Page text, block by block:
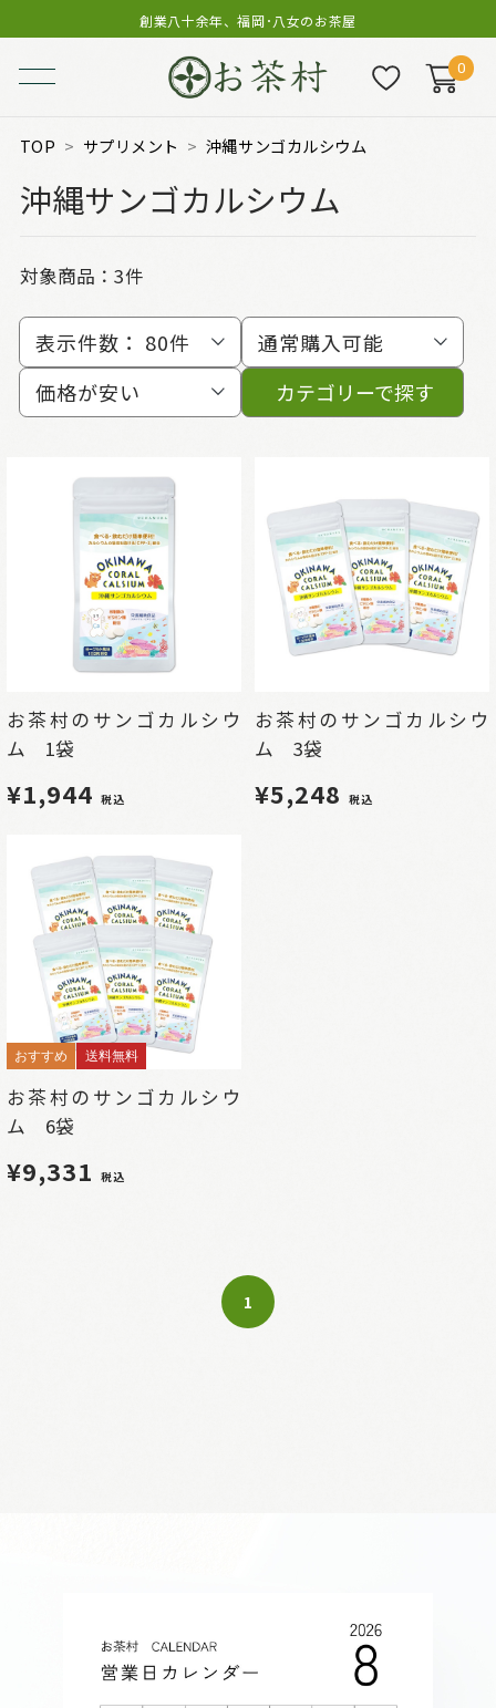
創業八十余年、福岡･八女のお茶屋
0
TOP サプリメント 沖縄サンゴカルシウム
沖縄サンゴカルシウム
対象商品： 3件
表示件数： 80件
通常購入可能
価格が安い
カテゴリーで探す
お茶村のサンゴカルシウ
ム 1袋
¥1,944 税込
お茶村のサンゴカルシウ
ム 3袋
¥5,248 税込
おすすめ 送料無料
お茶村のサンゴカルシウ
ム 6袋
¥9,331 税込
1